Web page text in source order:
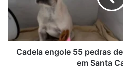
crack
e
tutora
é
presa
Cadela engole 55 pedras
em Santa